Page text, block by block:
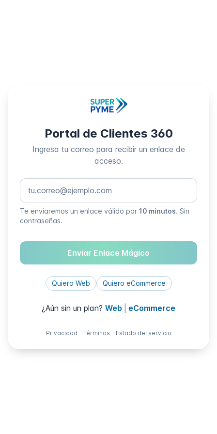
Portal de Clientes 360
Ingresa tu correo para recibir un enlace de
acceso.
Correo Electrónico
Te enviaremos un enlace válido por 10 minutos. Sin
contraseñas.
Enviar Enlace Mágico
Quiero Web Quiero eCommerce
¿Aún sin un plan? Web eCommerce
Privacidad Términos Estado del servicio